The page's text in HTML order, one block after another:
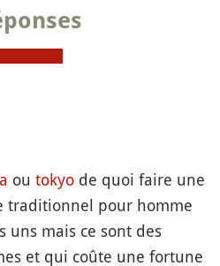
ou tokyo de quoi faire une
traditionnel pour homme
uns mais ce sont des
et qui coûte une fortune